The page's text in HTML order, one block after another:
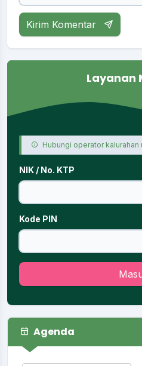
Kirim Komentar
Layanan
Hubungi operator
NIK / No. KTP
Kode PIN
Agenda